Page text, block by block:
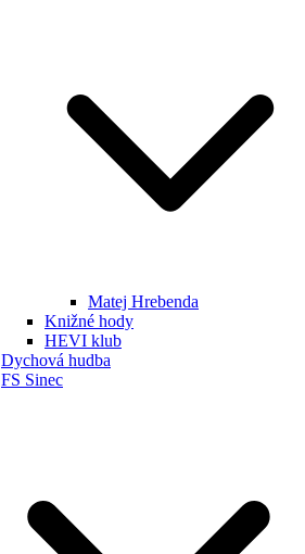
Matej Hrebenda
Knižné hody
HEVI klub
Dychová hudba
FS Sinec